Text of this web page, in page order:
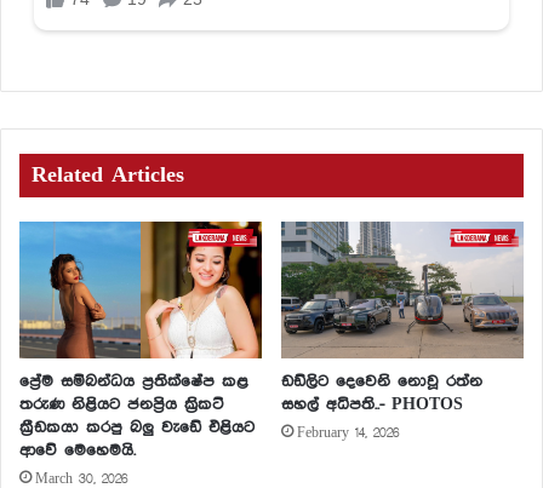
Related Articles
ප්‍රේම සම්බන්ධය ප්‍රතික්ෂේප කළ
තරුණ නිළියට ජනප්‍රිය ක්‍රිකට්
ක්‍රීඩකයා කරපු බලු වැඩේ එළියට
ආවේ මෙහෙමයි.
March 30, 2026
ඩඩ්ලිට දෙවෙනි නොවූ රත්න
සහල් අධිපති..- PHOTOS
February 14, 2026